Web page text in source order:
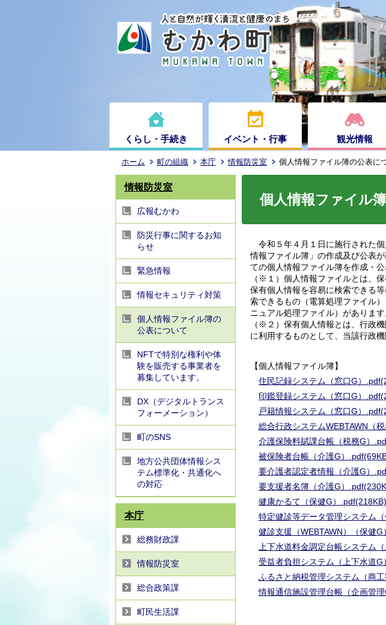
くらし・手続き イベント・行事 観光情報
ホーム 町の組織 本庁 情報防災室 個人情報ファイル簿の公表に
情報防災室
広報むかわ
防災行事に関するお知
らせ
緊急情報
情報セキュリティ対策
個人情報ファイル簿の
公表について
NFTで特別な権利や体
験を販売する事業者を
募集しています。
DX（デジタルトランス
フォーメーション）
町のSNS
地方公共団体情報シス
テム標準化・共通化へ
の対応
本庁
総務財政課
情報防災室
総合政策課
町民生活課
個人情報ファイル
令和５年４月１日に施行された
情報ファイル簿」の作成及び公表
ての個人情報ファイル簿を作成・公
（※１）個人情報ファイルとは、
保有個人情報を容易に検索できる
索できるもの（電算処理ファイル
ニュアル処理ファイル）があります
（※２）保有個人情報とは、行政
に利用するものとして、当該行政
【個人情報ファイル簿】
住民記録システム（窓口G）
印鑑登録システム（窓口G）
戸籍情報システム（窓口G）
総合行政システムWEBTAWN（
介護保険料賦課台帳（税務G）
被保険者台帳（介護G）
要介護者認定者情報（介護G）
要支援者名簿（介護G）
健康かるて（保健G）.pdf(218KB)
特定健診等データ管理システム
健診支援（WEBTAWN）（保健
上下水道料金調定台帳システム
受益者負担システム（上下水道G
ふるさと納税管理システム（商
情報通信施設管理台帳（企画管